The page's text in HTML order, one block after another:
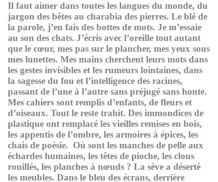
Il faut aimer dans toutes les langues du monde, du
jargon des bêtes au charabia des pierres. Le blé de
la parole, j’en fais des bottes de mots. Je m’essaie
au son des chats. J’écris avec l’oreille tout autant
que le cœur, mes pas sur le plancher, mes yeux sous
mes lunettes. Mes mains cherchent leurs mots dans
les gestes invisibles et les rumeurs lointaines, dans
la sagesse du fou et l’intelligence des racines,
passant de l’une à l’autre sans préjugé sans honte.
Mes cahiers sont remplis d’enfants, de fleurs et
d’oiseaux. Tout le reste trahit. Des immondices de
plastique ont remplacé les vieilles remises en bois,
les appentis de l’ombre, les armoires à épices, les
chais de poésie. Où sont les manches de pelle aux
échardes humaines, les têtes de pioche, les clous
rouillés, les planches à nœuds ? La sève a déserté
les meubles. Dans le bleu des écrans, derrière